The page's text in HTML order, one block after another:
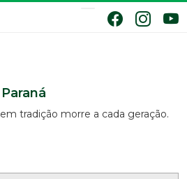
tradição morre a cada geração.